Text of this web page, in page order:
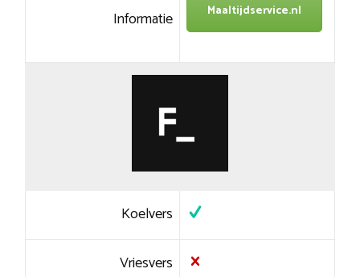
Informatie Maaltijdservice.nl
Koelvers
Vriesvers